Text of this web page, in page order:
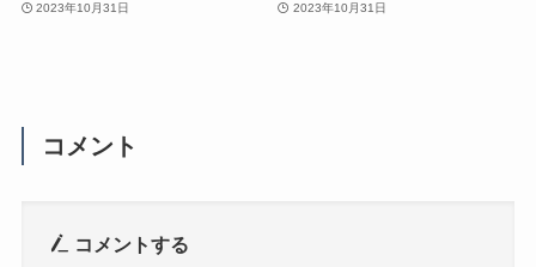
2023年10月31日 2023年10月31日
コメント
コメントする